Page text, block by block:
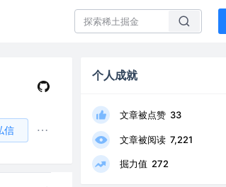
信
个人成就
文章被点赞 33
文章被阅读 7,221
掘力值 272